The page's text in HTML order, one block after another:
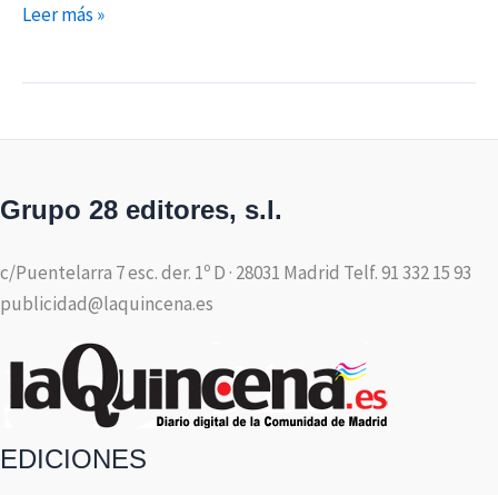
Leer más »
Grupo 28 editores, s.l.
c/Puentelarra 7 esc. der. 1º D · 28031 Madrid Telf. 91 332 15 93
publicidad@laquincena.es
EDICIONES